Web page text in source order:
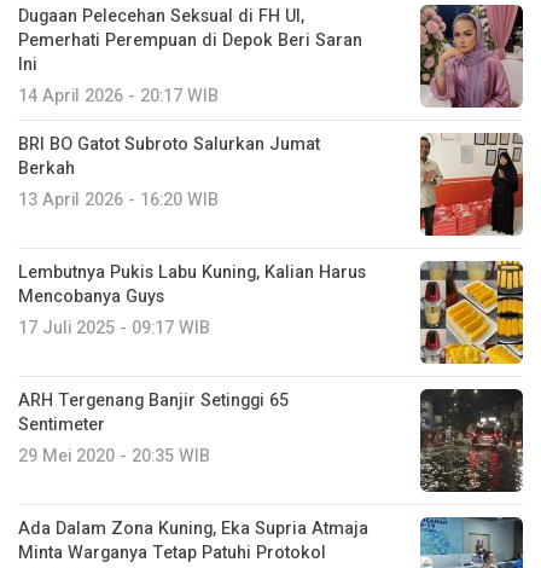
Dugaan Pelecehan Seksual di FH UI,
Pemerhati Perempuan di Depok Beri Saran
Ini
14 April 2026 - 20:17 WIB
BRI BO Gatot Subroto Salurkan Jumat
Berkah
13 April 2026 - 16:20 WIB
Lembutnya Pukis Labu Kuning, Kalian Harus
Mencobanya Guys
17 Juli 2025 - 09:17 WIB
ARH Tergenang Banjir Setinggi 65
Sentimeter
29 Mei 2020 - 20:35 WIB
Ada Dalam Zona Kuning, Eka Supria Atmaja
Minta Warganya Tetap Patuhi Protokol